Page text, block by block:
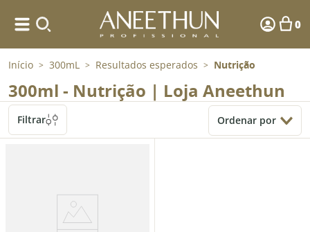
0
Início > 300mL > Resultados esperados > Nutrição
300ml - Nutrição | Loja Aneethun
Filtrar Ordenar por